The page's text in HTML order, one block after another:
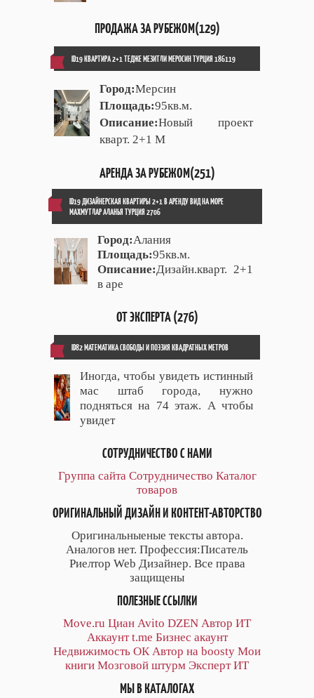
ПРОДАЖА ЗА РУБЕЖОМ(129)
ID19 КВАРТИРА 2+1 ТЕДЖЕ МЕЗИТЛИ МЕРОСИН ТУРЦИЯ 186119
Город:Мерсин
Площадь:95кв.м.
Описание:Новый проект
кварт. 2+1 М
АРЕНДА ЗА РУБЕЖОМ(251)
ID19 ДИЗАЙНЕРСКАЯ КВАРТИРЫ 2+1 В АРЕНДУ ВИД НА МОРЕ
МАХМУТЛАР АЛАНЬЯ ТУРЦИЯ 2706
Город:Алания
Площадь:95кв.м.
Описание:Дизайн.кварт. 2+1
в аре
ОТ ЭКСПЕРТА (276)
ID82 МАТЕМАТИКА СВОБОДЫ И ПОЭЗИЯ КВАДРАТНЫХ МЕТРОВ
Иногда, чтобы увидеть истинный
мас штаб города, нужно
подняться на 74 этаж. А чтобы
увидет
СОТРУДНИЧЕСТВО С НАМИ
Группа сайта Сотрудничество Каталог
товаров
ОРИГИНАЛЬНЫЙ ДИЗАЙН И КОНТЕНТ-АВТОРСТВО
Оригинальныеные тексты автора.
Аналогов нет. Профессия:Писатель
Риелтор Web Дизайнер. Все права
защищены
ПОЛЕЗНЫЕ ССЫЛКИ
Move.ru Циан Avito DZEN Автор ИТ
Аккаунт t.me Бизнес акаунт
Недвижимость ОК Автор на boosty Мои
книги Мозговой штурм Эксперт ИТ
МЫ В КАТАЛОГАХ